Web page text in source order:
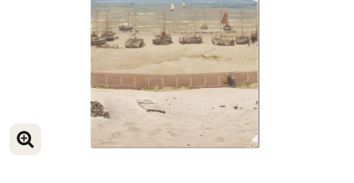
BILD VERGRÖSSERN